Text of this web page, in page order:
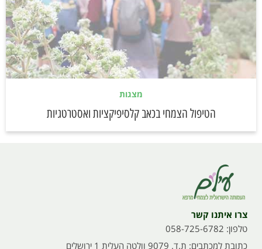
מצגות
הטיפול הצמחי בכאב קלסיפיקציות ואסטרטגיות
צרו איתנו קשר
טלפון: 058-725-6782
כתובת למכתבים: ת.ד. 9079 וולטה העלית 1 ירושלים